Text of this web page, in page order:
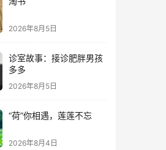
2026年8月5日
诊室故事：接诊肥胖男孩
多多
2026年8月5日
“荷”你相遇，莲莲不忘
2026年8月4日